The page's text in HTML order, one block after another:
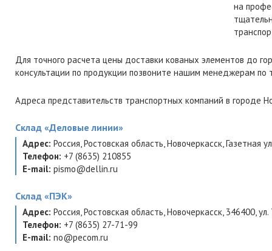
на
Для точного расчета цены доставки кованых элементов до
консультации по продукции позвоните нашим менеджерам
Адреса представительств транспортных компаний в городе
Склад «Деловые линии»
Адрес: Россия,Ростовская область,Новочеркасск,Газетная
Телефон: +7 (8635) 210855
E-mail: pismo@dellin.ru
Склад «ПЭК»
Адрес: Россия,Ростовская область,Новочеркасск, 346400,
Телефон: +7 (8635) 27-71-99
E-mail: no@pecom.ru